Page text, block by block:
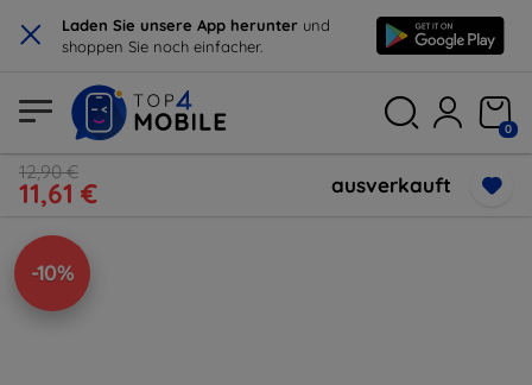
× Laden Sie unsere App herunter und
shoppen Sie noch einfacher.
0
12,90 €
11,61 € ausverkauft
-10%